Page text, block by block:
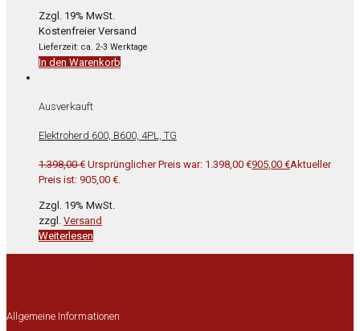
Zzgl. 19% MwSt.
Kostenfreier Versand
Lieferzeit: ca. 2-3 Werktage
In den Warenkorb
Ausverkauft
Elektroherd 600, B600, 4PL, TG
1.398,00€ Ursprünglicher Preis war: 1.398,00 €905,00 €Aktueller
Preis ist: 905,00 €.
Zzgl. 19% MwSt.
zzgl. Versand
Weiterlesen
Allgemeine Informationen